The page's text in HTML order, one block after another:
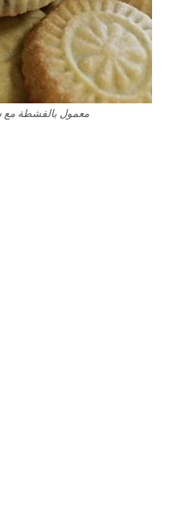
معمول بالقشطة مع